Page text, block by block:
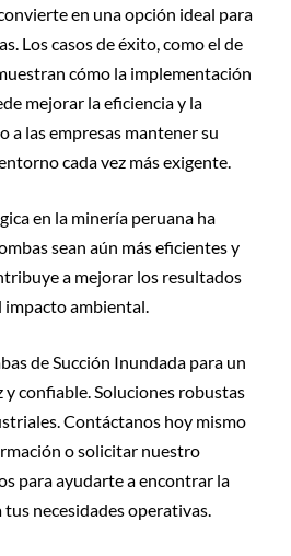
en una opción ideal para
Los casos de éxito, como el de
cómo la implementación
mejorar la eficiencia y la
a las empresas mantener su
cada vez más exigente.
en la minería peruana ha
sean aún más eficientes y
a mejorar los resultados
impacto ambiental.
de Succión Inundada para un
y confiable. Soluciones robustas
Contáctanos hoy mismo
o solicitar nuestro
para ayudarte a encontrar la
necesidades operativas.